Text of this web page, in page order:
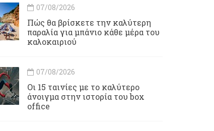
07/08/2026
Πώς θα βρίσκετε την καλύτερη
παραλία για μπάνιο κάθε μέρα του
καλοκαιριού
07/08/2026
Οι 15 ταινίες με το καλύτερο
άνοιγμα στην ιστορία του box
office